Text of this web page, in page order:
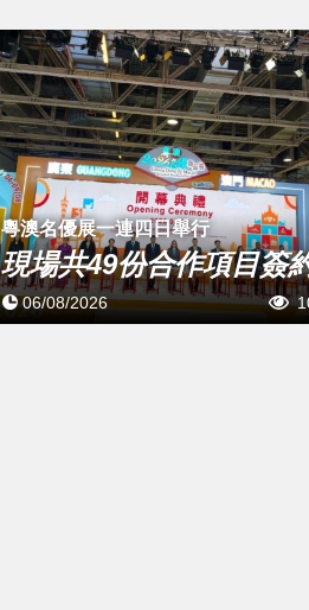
粵澳名優展一連四日舉行
現場共49份合作項目簽
06/08/2026